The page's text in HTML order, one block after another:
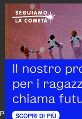
Policy